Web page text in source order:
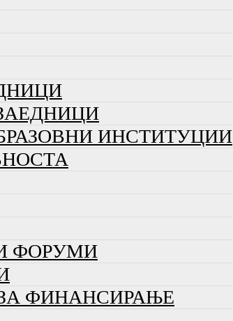
ИНСТИТУЦИИ
ФОРУМИ
ФИНАНСИРАЊЕ